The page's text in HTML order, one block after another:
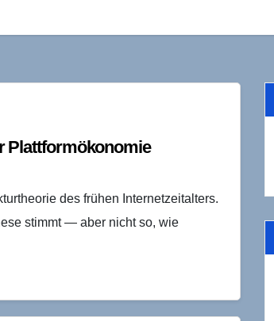
Plattformökonomie
des frühen Internetzeitalters.
stimmt — aber nicht so, wie